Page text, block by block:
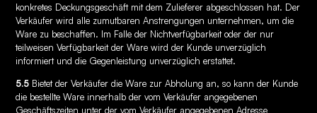
konkretes Deckungsgeschäft mit dem Zulieferer abgeschlossen hat. Der
Verkäufer wird alle zumutbaren Anstrengungen unternehmen, um die
Ware zu beschaffen. Im Falle der Nichtverfügbarkeit oder der nur
teilweisen Verfügbarkeit der Ware wird der Kunde unverzüglich
informiert und die Gegenleistung unverzüglich erstattet.
5.5 Bietet der Verkäufer die Ware zur Abholung an, so kann der Kunde
die bestellte Ware innerhalb der vom Verkäufer angegebenen
Geschäftszeiten unter der vom Verkäufer angegebenen Adresse